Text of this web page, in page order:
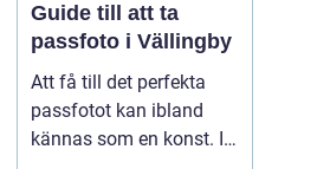
Guide till att ta
passfoto i Vällingby
Att få till det perfekta
passfotot kan ibland
kännas som en konst. I